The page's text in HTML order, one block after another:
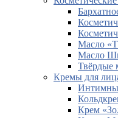
Масло
Масло
Твёрдые
Кремы для
Крем